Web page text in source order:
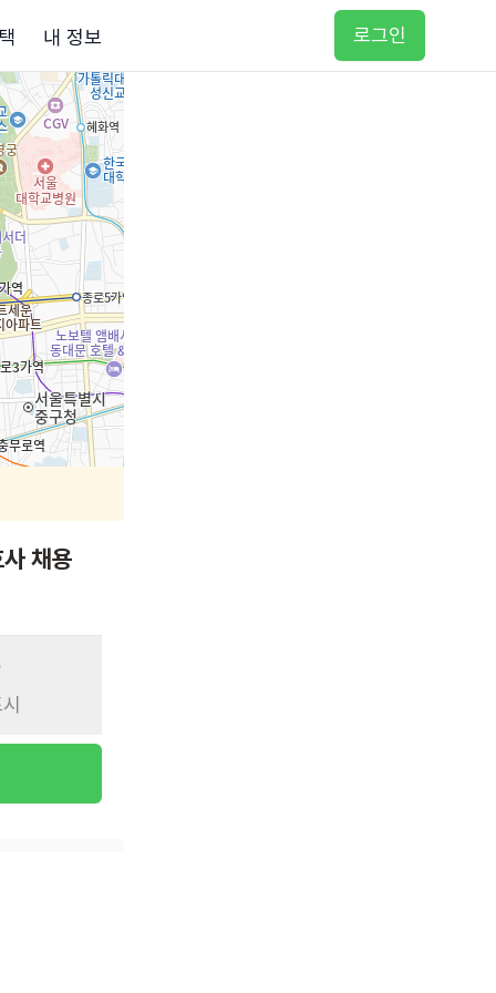
내 정보 로그인
채용